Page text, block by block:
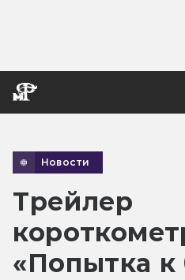
Новости
Трейлер
«Попытка к